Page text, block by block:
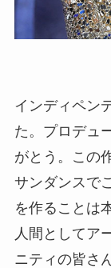
インディペン
た。プロデュ
がとう。この
サンダンスで
を作ることは
人間としてア
ニティの皆さ